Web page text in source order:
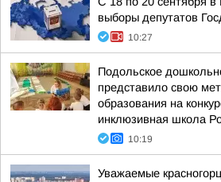
выборы депутатов
10:27
Подольское
представило свою
образования на
инклюзивная школа
10:19
Уважаемые